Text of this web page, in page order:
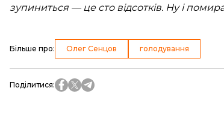
зупиниться — це сто відсотків. Ну і
Більше про: Олег Сенцов голодування
Поділитися: